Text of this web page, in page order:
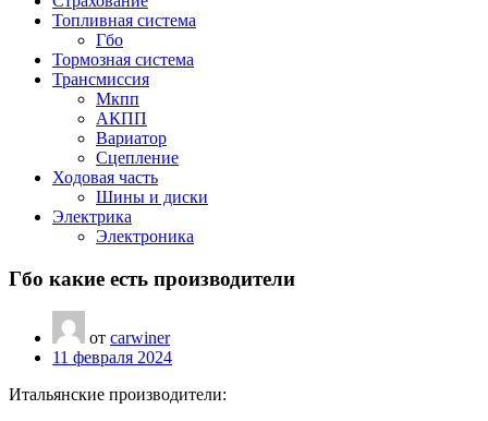
Топливная система
Гбо
Тормозная система
Трансмиссия
Мкпп
АКПП
Вариатор
Сцепление
Ходовая часть
Шины и диски
Электрика
Электроника
Гбо какие есть производители
от carwiner
11 февраля 2024
Итальянские производители: